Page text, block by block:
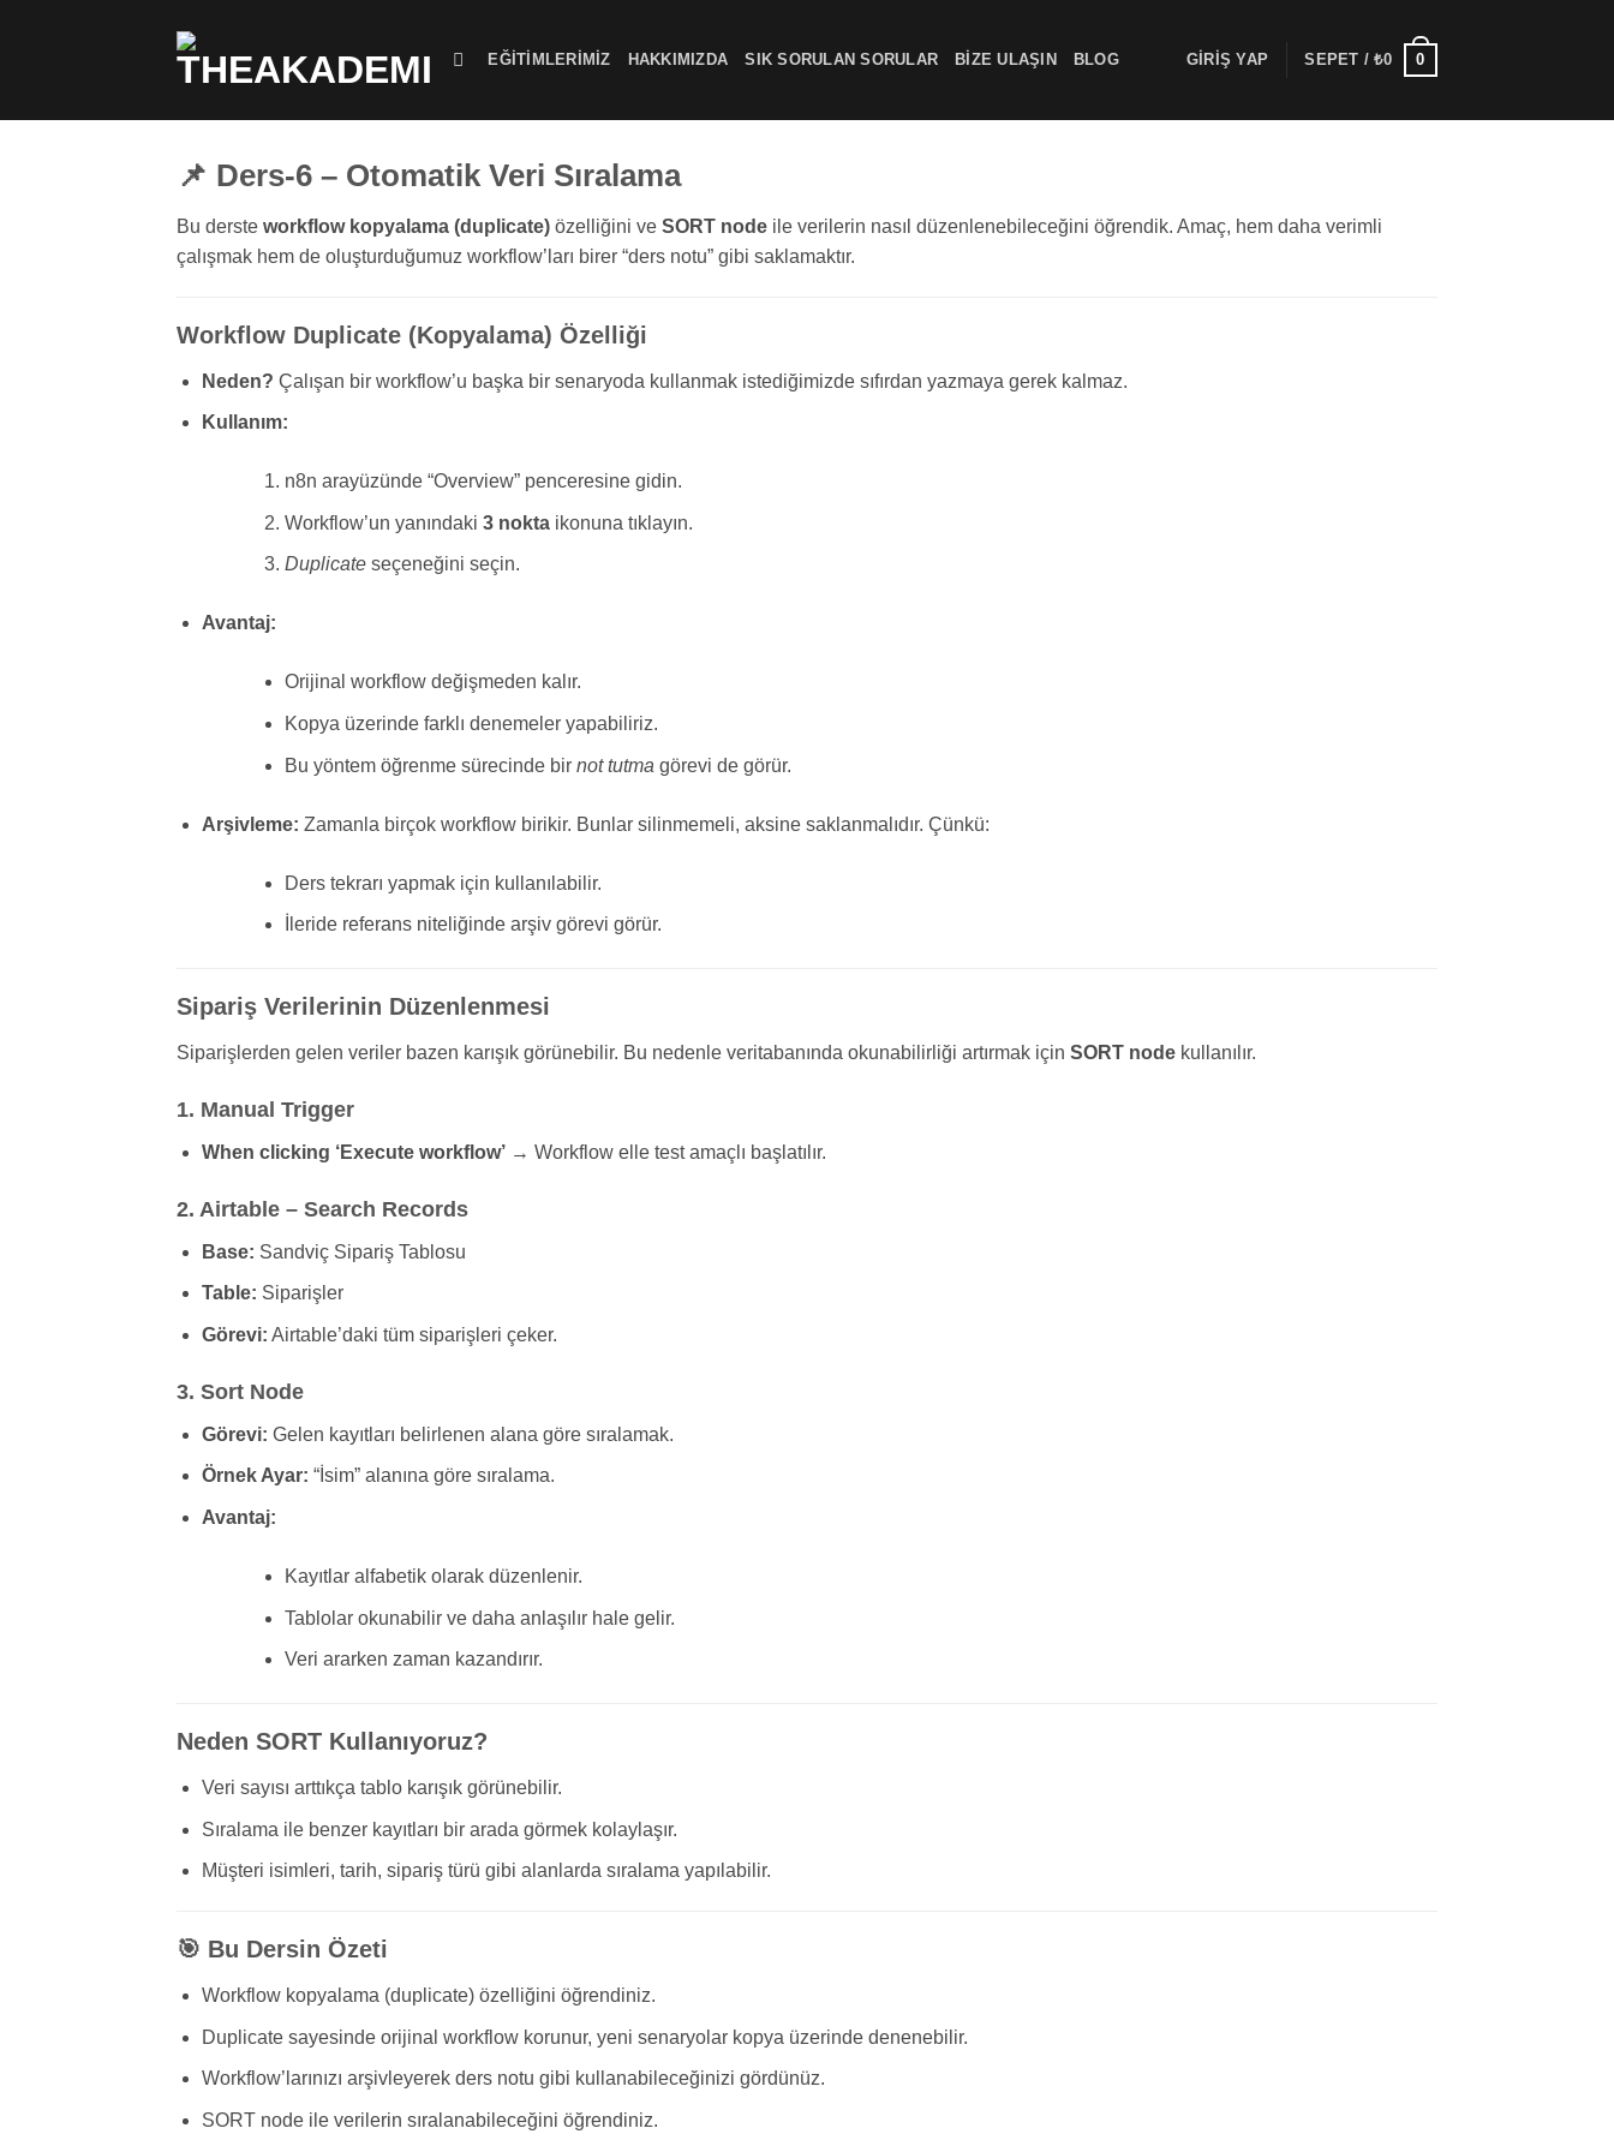
EĞITIMLERIMIZ HAKKIMIZDA SIK SORULAN SORULAR BIZE ULAŞIN BLOG GIRIŞ YAP SEPET /₺0 0
📌 Ders-6 – Otomatik Veri Sıralama
Bu derste workflow kopyalama (duplicate) özelliğini ve SORT node ile verilerin nasıl düzenlenebileceğini öğrendik. Amaç, hem daha verimli
çalışmak hem de oluşturduğumuz workflow’ları birer “ders notu” gibi saklamaktır.
Workflow Duplicate (Kopyalama) Özelliği
Neden? Çalışan bir workflow’u başka bir senaryoda kullanmak istediğimizde sıfırdan yazmaya gerek kalmaz.
Kullanım:
n8n arayüzünde “Overview” penceresine gidin.
Workflow’un yanındaki 3 noktaikonuna tıklayın.
Duplicateseçeneğini seçin.
Avantaj:
Orijinal workflow değişmeden kalır.
Kopya üzerinde farklı denemeler yapabiliriz.
Bu yöntem öğrenme sürecinde bir not tutma görevi de görür.
Arşivleme: Zamanla birçok workflow birikir. Bunlar silinmemeli, aksine saklanmalıdır. Çünkü:
Ders tekrarı yapmak için kullanılabilir.
İleride referans niteliğinde arşiv görevi görür.
Sipariş Verilerinin Düzenlenmesi
Siparişlerden gelen veriler bazen karışık görünebilir. Bu nedenle veritabanında okunabilirliği artırmak için SORT node kullanılır.
1. Manual Trigger
When clicking ‘Execute workflow’→ Workflow elle test amaçlı başlatılır.
2. Airtable – Search Records
Base: Sandviç Sipariş Tablosu
Table: Siparişler
Görevi: Airtable’daki tüm siparişleri çeker.
3. Sort Node
Görevi: Gelen kayıtları belirlenen alana göre sıralamak.
Örnek Ayar: “İsim” alanına göre sıralama.
Avantaj:
Kayıtlar alfabetik olarak düzenlenir.
Tablolar okunabilir ve daha anlaşılır hale gelir.
Veri ararken zaman kazandırır.
Neden SORT Kullanıyoruz?
Veri sayısı arttıkça tablo karışık görünebilir.
Sıralama ile benzer kayıtları bir arada görmek kolaylaşır.
Müşteri isimleri, tarih, sipariş türü gibi alanlarda sıralama yapılabilir.
🎯 Bu Dersin Özeti
Workflow kopyalama (duplicate) özelliğini öğrendiniz.
Duplicate sayesinde orijinal workflow korunur, yeni senaryolar kopya üzerinde denenebilir.
Workflow’larınızı arşivleyerek ders notu gibi kullanabileceğinizi gördünüz.
SORT node ile verilerin sıralanabileceğini öğrendiniz.